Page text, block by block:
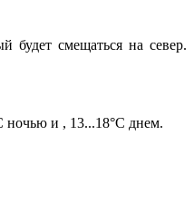
будет смещаться на север.
ночью и , 13...18°С днем.